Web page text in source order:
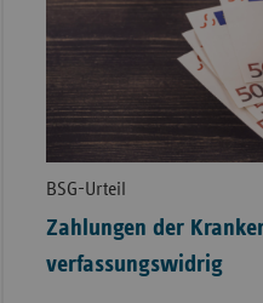
BSG-Urteil
Zahlungen der
verfassungswidrig